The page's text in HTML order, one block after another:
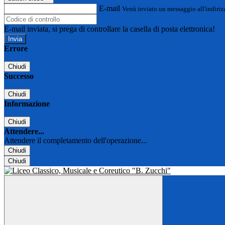
E-mail Verrà inviato un messaggio
E-mail inviata, si prega di controllare la casella di posta elettronica!
Errore
Chiudi
Successo
Chiudi
Informazione
Chiudi
Attendere...
Attendere il completamento dell'operazione...
Chiudi
Chiudi